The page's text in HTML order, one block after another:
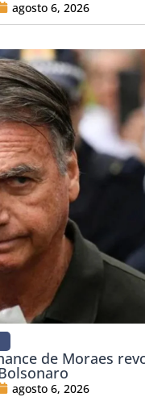
agosto 6, 2026
de Moraes
agosto 6, 2026